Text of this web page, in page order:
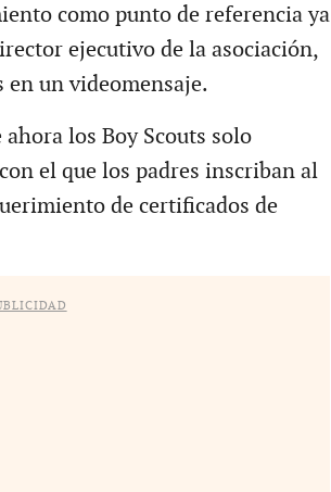
como punto de referencia ya
ejecutivo de la asociación,
en un videomensaje.
los Boy Scouts solo
el que los padres inscriban al
de certificados de